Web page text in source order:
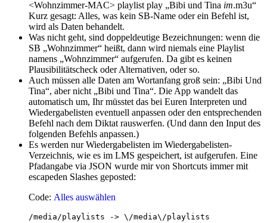
<Wohnzimmer-MAC> playlist play „Bibi und Tina im.m3u“
Kurz gesagt: Alles, was kein SB-Name oder ein Befehl ist,
wird als Daten behandelt.
Was nicht geht, sind doppeldeutige Bezeichnungen: wenn die
SB „Wohnzimmer“ heißt, dann wird niemals eine Playlist
namens „Wohnzimmer“ aufgerufen. Da gibt es keinen
Plausibilitätscheck oder Alternativen, oder so.
Auch müssen alle Daten am Wortanfang groß sein: „Bibi Und
Tina“, aber nicht „Bibi und Tina“. Die App wandelt das
automatisch um, Ihr müsstet das bei Euren Interpreten und
Wiedergabelisten eventuell anpassen oder den entsprechenden
Befehl nach dem Diktat rauswerfen. (Und dann den Input des
folgenden Befehls anpassen.)
Es werden nur Wiedergabelisten im Wiedergabelisten-
Verzeichnis, wie es im LMS gespeichert, ist aufgerufen. Eine
Pfadangabe via JSON wurde mir von Shortcuts immer mit
escapeden Slashes geposted:
Code: Alles auswählen
/media/playlists -> \/media\/playlists